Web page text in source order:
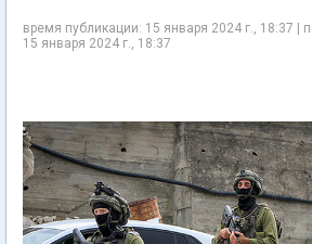
время публикации: 15 января 2024 г., 18:37 |
15 января 2024 г., 18:37